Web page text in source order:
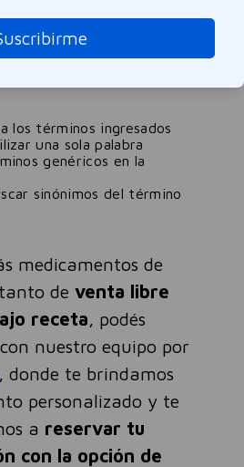
ningún resultado para
limpieza-higiene-
los términos ingresados
una sola palabra
genéricos en la
sinónimos del término
medicamentos de
de venta libre
receta, podés
nuestro equipo por
, donde te brindamos
personalizado y te
a reservar tu
con la opción de